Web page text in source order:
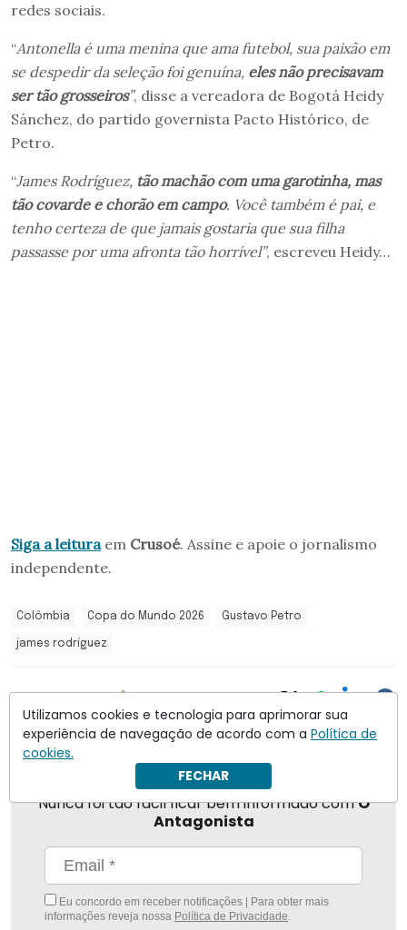
redes sociais.
“Antonella é uma menina que ama futebol, sua paixão em
se despedir da seleção foi genuína, eles não precisavam
ser tão grosseiros”, disse a vereadora de Bogotá Heidy
Sánchez, do partido governista Pacto Histórico, de
Petro.
“James Rodríguez, tão machão com uma garotinha, mas
tão covarde e chorão em campo. Você também é pai, e
tenho certeza de que jamais gostaria que sua filha
passasse por uma afronta tão horrível”, escreveu Heidy…
Siga a leituraem Crusoé. Assine e apoie o jornalismo
independente.
Colômbia Copa do Mundo 2026 Gustavo Petro
james rodríguez
Compartilhar
Nunca foi tão fácil ficar bem informado comO
Antagonista
Eu concordo em receber notificações | Para obter mais
informações reveja nossa Política de Privacidade.
Utilizamos cookies e tecnologia para aprimorar sua
experiência de navegação de acordo com a Política de
cookies.
FECHAR